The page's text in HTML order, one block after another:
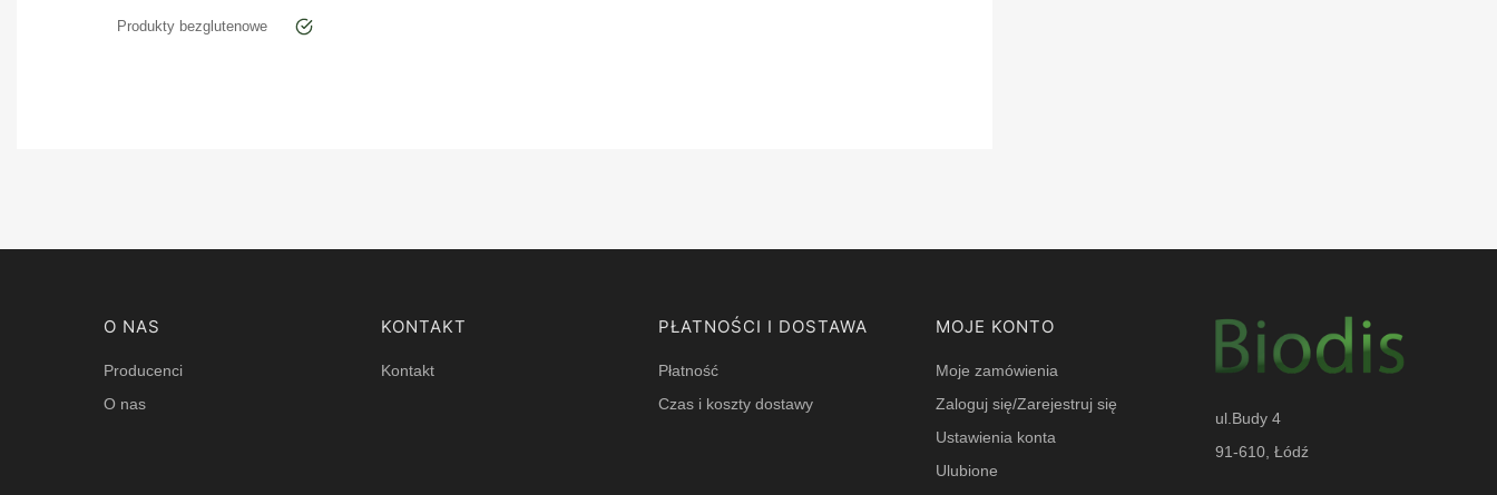
Produkty bezglutenowe tak
Linki w stopce
O NAS
Producenci
O nas
KONTAKT
Kontakt
PŁATNOŚCI I DOSTAWA
Płatność
Czas i koszty dostawy
MOJE KONTO
Moje zamówienia
Zaloguj się/Zarejestruj się
Ustawienia konta
Ulubione
ul.Budy 4
91-610, Łódź